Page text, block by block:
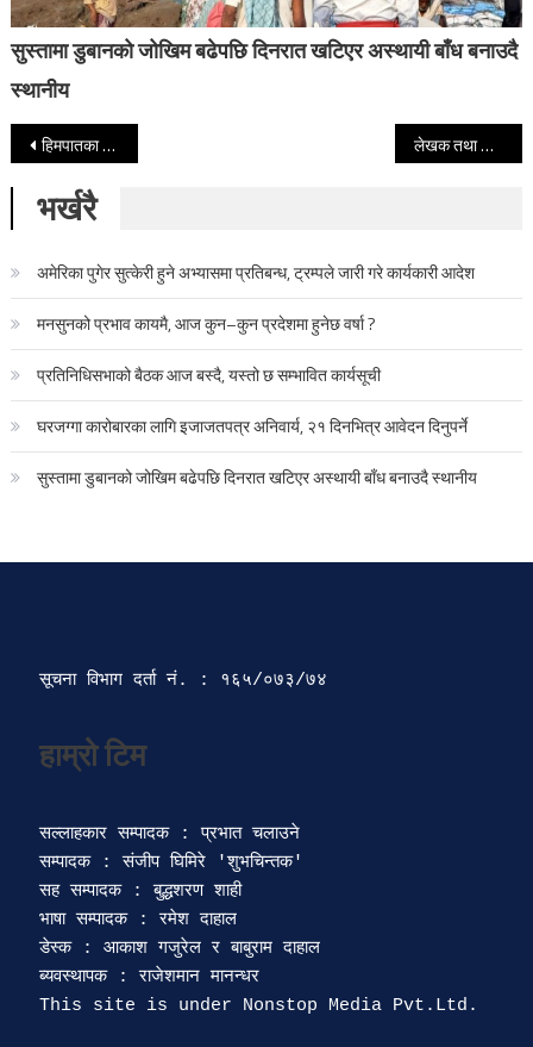
सुस्तामा डुबानको जोखिम बढेपछि दिनरात खटिएर अस्थायी बाँध बनाउदै
स्थानीय
Post navigation
हिमपातका कारण मध्यपहाडी लोकमार्ग अवरुद्ध लेखक तथा विश्लेषक युग पाठक नेकपामा प्रवेश
भर्खरै
अमेरिका पुगेर सुत्केरी हुने अभ्यासमा प्रतिबन्ध, ट्रम्पले जारी गरे कार्यकारी आदेश
मनसुनको प्रभाव कायमै, आज कुन–कुन प्रदेशमा हुनेछ वर्षा ?
प्रतिनिधिसभाको बैठक आज बस्दै, यस्तो छ सम्भावित कार्यसूची
घरजग्गा कारोबारका लागि इजाजतपत्र अनिवार्य, २१ दिनभित्र आवेदन दिनुपर्ने
सुस्तामा डुबानको जोखिम बढेपछि दिनरात खटिएर अस्थायी बाँध बनाउदै स्थानीय
सूचना विभाग दर्ता‍ नं. : १६५/०७३/७४
हाम्रो टिम
सल्लाहकार सम्पादक : प्रभात चलाउने
सम्पादक : संजीप घिमिरे 'शुभचिन्तक'
सह सम्पादक : बुद्धशरण शाही
भाषा सम्पादक : रमेश दाहाल
डेस्क : आकाश गजुरेल र बाबुराम दाहाल
ब्यवस्थापक : राजेशमान मानन्धर